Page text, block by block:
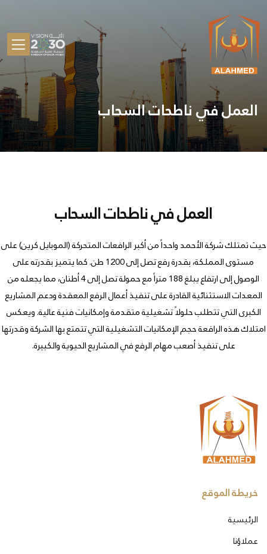
العمل في ناطحات السحاب
العمل في ناطحات السحاب
حيث تمتلك شركة الأحمد واحداً من أكبر الرافعات المتحركة (الموبايل كرين) على
مستوى المملكة، بقدرة رفع تصل إلى 1200 طن. كما يتميز بقدرته على
الوصول إلى ارتفاع يبلغ 188 متراً مع حمولة تصل إلى 4 أطنان، مما يجعله من
المعدات الاستثنائية القادرة على تنفيذ أعمال الرفع المعقدة ودعم المشاريع
الكبرى التي تتطلب حلولاً تشغيلية متقدمة وإمكانيات فنية عالية. ويعكس
امتلاك هذه الرافعة حجم الإمكانيات التشغيلية التي تتمتع بها الشركة وقدرتها
على تنفيذ أصعب مهام الرفع في المشاريع الحيوية والكبيرة.
خريطة الموقع
الرئيسية
عملاؤنا